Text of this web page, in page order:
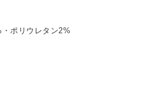
ポリウレタン2%